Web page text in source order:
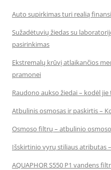
Auto supirkimas turi realią
Sužadėtuvių žiedas su
pasirinkimas
Ekstremalų krūvį atlaikančios
pramonei
Raudono aukso žiedai – kodėl
Atbulinis osmosas ir paskirtis –
Osmoso filtrų – atbulinio
Išskirtinio vyrų stiliaus atributas
AQUAPHOR S550 P1 vandens